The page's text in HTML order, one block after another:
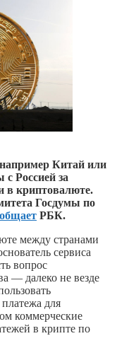
Китай или
Россией за
в криптовалюте.
Госдумы по
РБК.
между странами
сервиса
вопрос
— далеко не везде
для
коммерческие
в крипте по